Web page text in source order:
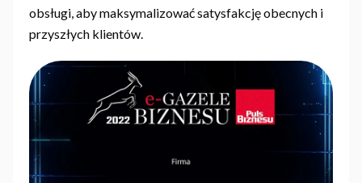
obsługi, aby maksymalizować satysfakcję obecnych i
przyszłych klientów.